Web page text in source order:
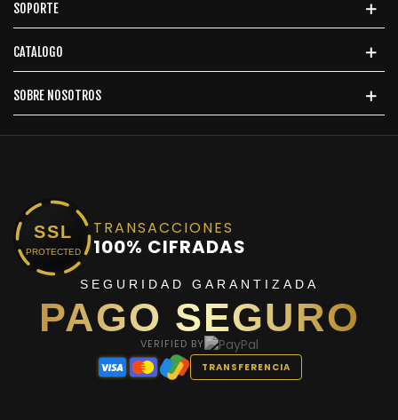
SOPORTE
CATALOGO
SOBRE NOSOTROS
SSL
PROTECTED
TRANSACCIONES
100% CIFRADAS
SEGURIDAD GARANTIZADA
PAGO SEGURO
VERIFIED BY
TRANSFERENCIA